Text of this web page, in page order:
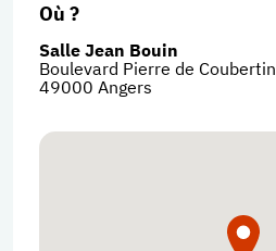
Où ?
Salle Jean Bouin
Boulevard Pierre de Coubertin
49000 Angers